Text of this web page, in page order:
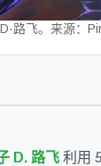
路飞。来源：
D. 路飞 利用